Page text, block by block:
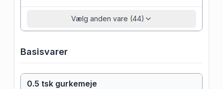
Vælg anden vare (44)
Basisvarer
0.5 tsk gurkemeje